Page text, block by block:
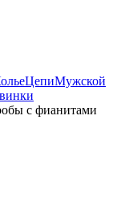
ЦепиМужской
с фианитами